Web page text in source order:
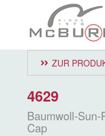
ZUR
4629
Baumwoll-Sun-
Cap